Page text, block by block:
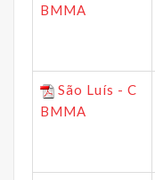
BMMA
São Luís - C
BMMA